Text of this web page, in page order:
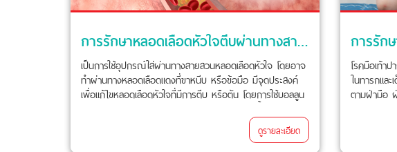
การรักษาหลอดเลือดหัวใจตีบผ่านทางสายสวนหลอดเลือด (ไม่ต้องผ่าตัด) (Percutaneous Coronary Intervention)
เป็นการใช้อุปกรณ์ใส่ผ่านทางสายสวนหลอดเลือดหัวใจ โดยอาจ
ทำผ่านทางหลอดเลือดแดงที่ขาหนีบ หรือข้อมือ มีจุดประสงค์
เพื่อแก้ไขหลอดเลือดหัวใจที่มีการตีบ หรือตัน โดยการใช้บอลลูน
เพื่อไปถ่างขยาย และหรือ ใส่ขดลวดขนาดเล็กเพื่อค้ำยันหลอด
ดูรายละเอียด
การรัก
โรคมือเท้า
ในทารกและ
ตามฝ่ามือ